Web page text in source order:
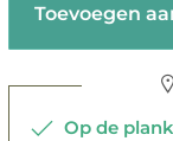
Toevoegen
Op de